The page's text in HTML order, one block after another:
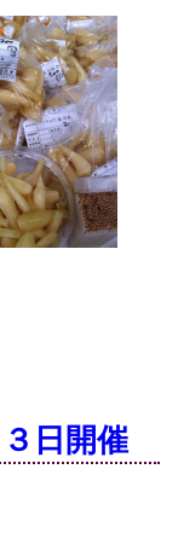
日開催